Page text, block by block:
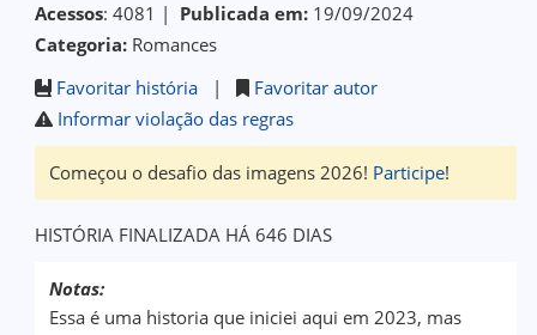
Acessos: 4081 | Publicada em: 19/09/2024
Categoria: Romances
Favoritar história|
Favoritar autor
Informar violação das regras
Começou o desafio das imagens 2026! Participe!
HISTÓRIA FINALIZADA HÁ 646 DIAS
Notas:
Essa é uma historia que iniciei aqui em 2023, mas